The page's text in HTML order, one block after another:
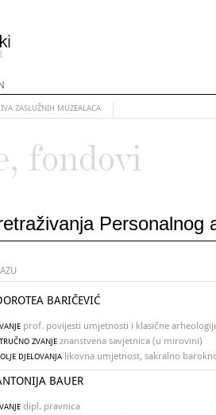
ZASLUŽNIH MUZEALACA
fondovi
BARIČEVIĆ
prof. povijesti umjetnosti i klasične
ZVANJE znanstvena savjetnica (u mirovini)
DJELOVANJA likovna umjetnost, sakralno
BAUER
dipl. pravnica